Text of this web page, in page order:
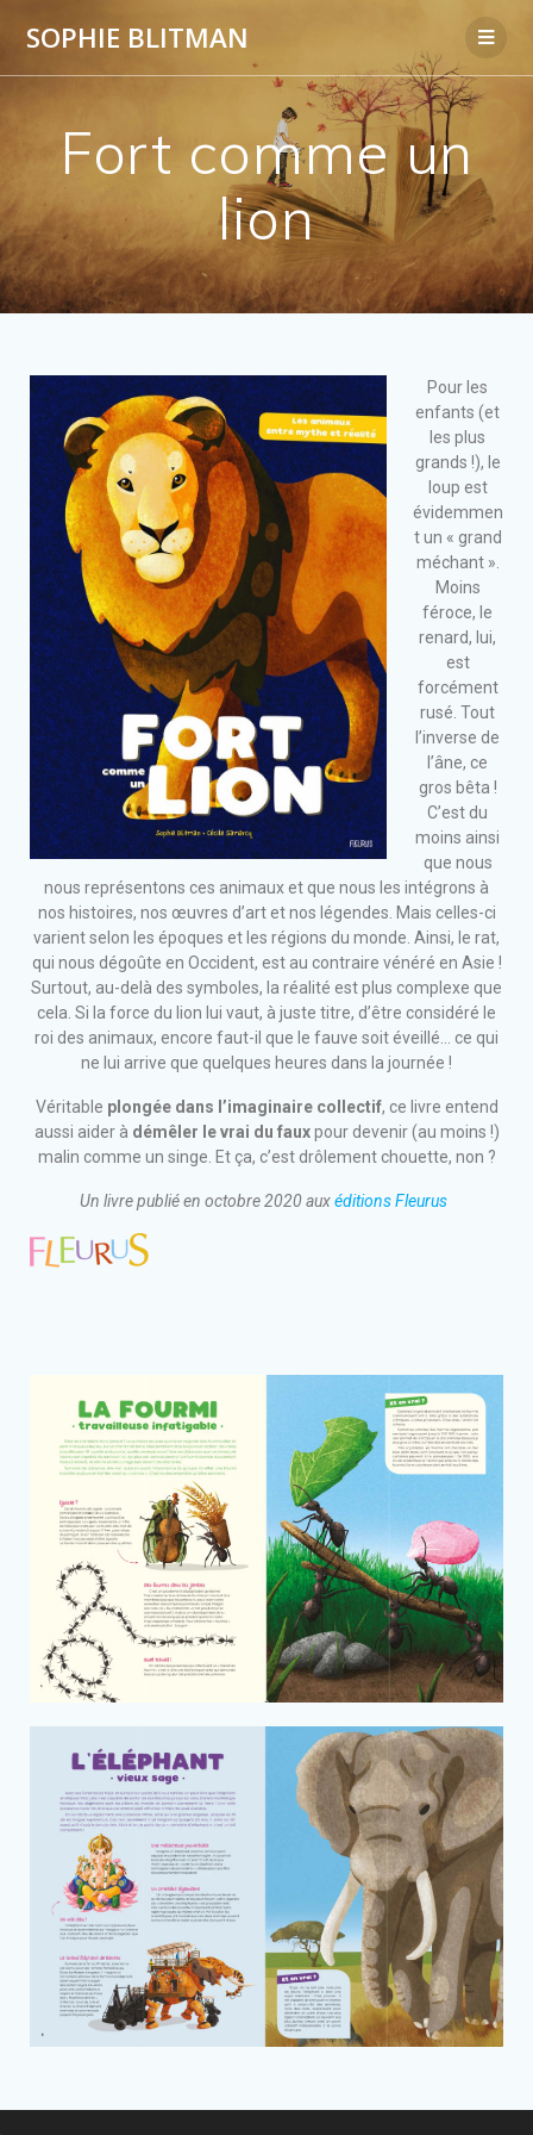
SOPHIE BLITMAN
Fort comme un
lion
Pour les
enfants (et
les plus
grands !), le
loup est
évidemmen
t un « grand
méchant ».
Moins
féroce, le
renard, lui,
est
forcément
rusé. Tout
l’inverse de
l’âne, ce
gros bêta !
C’est du
moins ainsi
que nous
nous représentons ces animaux et que nous les intégrons à
nos histoires, nos œuvres d’art et nos légendes. Mais celles-ci
varient selon les époques et les régions du monde. Ainsi, le rat,
qui nous dégoûte en Occident, est au contraire vénéré en Asie !
Surtout, au-delà des symboles, la réalité est plus complexe que
cela. Si la force du lion lui vaut, à juste titre, d’être considéré le
roi des animaux, encore faut-il que le fauve soit éveillé… ce qui
ne lui arrive que quelques heures dans la journée !
Véritable plongée dans l’imaginaire collectif, ce livre entend
aussi aider à démêler le vrai du fauxpour devenir (au moins !)
malin comme un singe. Et ça, c’est drôlement chouette, non ?
Un livre publié en octobre 2020 auxéditions Fleurus